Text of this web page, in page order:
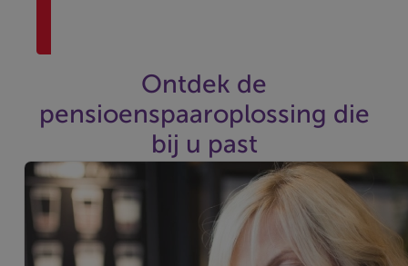
Ontdek de
pensioenspaaroplossing die
bij u past